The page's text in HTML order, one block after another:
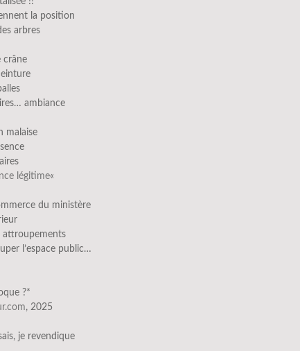
la position
arbres
crâne
ambiance
malaise
légitime«
du ministère
attroupements
l’espace public…
?*
, 2025
je revendique